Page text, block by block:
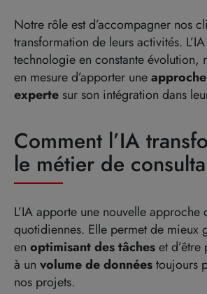
Notre rôle est d’accompagner nos
transformation de leurs activités.
technologie en constante évolution,
en mesure d’apporter une
experte sur son intégration dans
Comment l’IA
le métier de
L’IA apporte une nouvelle approche
quotidiennes. Elle permet de mieux
en optimisantdes tâcheset d’être
à un volume de donnéestoujours
nos projets.